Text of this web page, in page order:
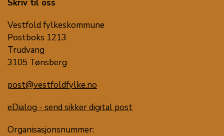
Skriv til oss
Vestfold fylkeskommune
Postboks 1213
Trudvang
3105 Tønsberg
post@vestfoldfylke.no
eDialog - send sikker digital post
Organisasjonsnummer: